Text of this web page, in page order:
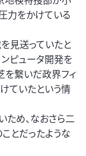
力をかけている
見送っていたと
ンピュータ開発を
を繋いだ政界フィ
ていたという情
ため、なおさら二
とだったような